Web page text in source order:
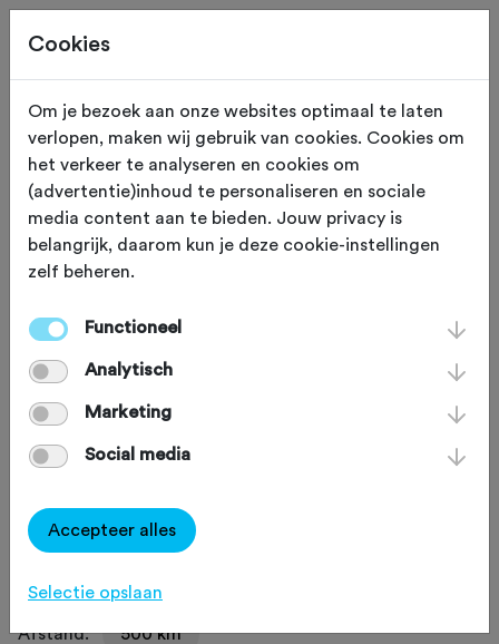
Deze tocht heeft reeds plaatsgevonden op 27-6-2026.
ZATERDAG 27 JUN
Coast to Coast
Challenge 2026
Racefiets
Delen
Afstand: 500 km
Cookies
Om je bezoek aan onze websites optimaal te laten
verlopen, maken wij gebruik van cookies. Cookies om
het verkeer te analyseren en cookies om
(advertentie)inhoud te personaliseren en sociale
media content aan te bieden. Jouw privacy is
belangrijk, daarom kun je deze cookie-instellingen
zelf beheren.
Functioneel
Analytisch
Marketing
Social media
Accepteer alles
Selectie opslaan